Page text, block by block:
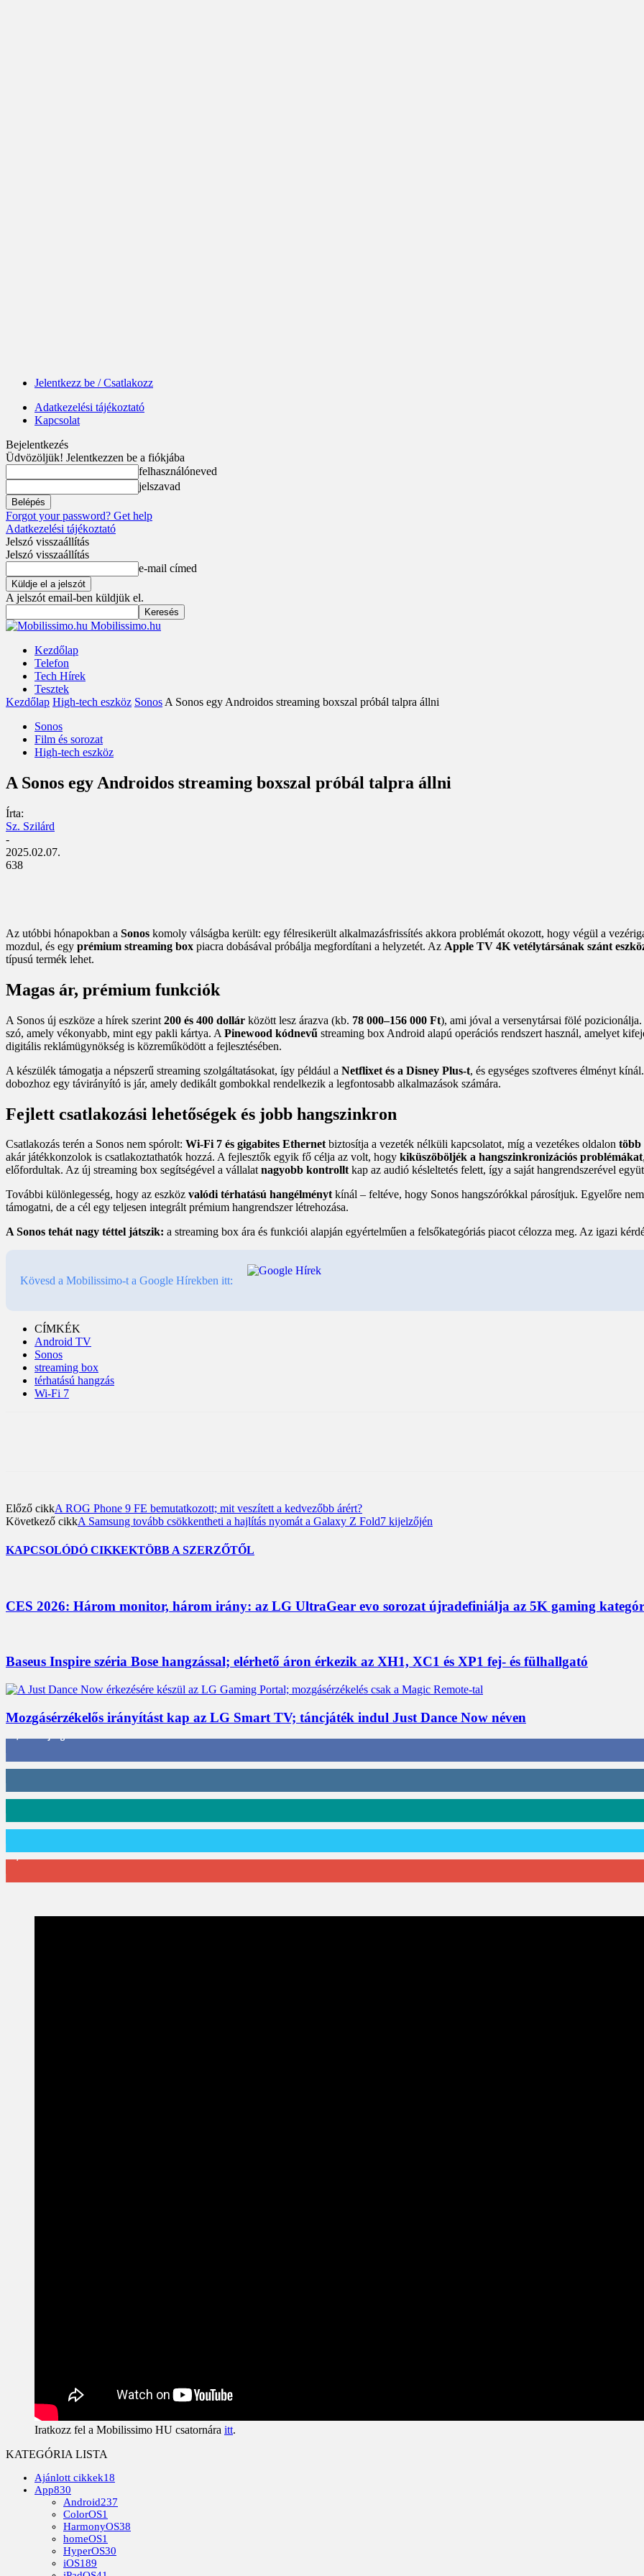
Jelentkezz be / Csatlakozz
Adatkezelési tájékoztató
Kapcsolat
Bejelentkezés
Üdvözöljük! Jelentkezzen be a fiókjába
felhasználóneved
jelszavad
Forgot your password? Get help
Adatkezelési tájékoztató
Jelszó visszaállítás
Jelszó visszaállítás
e-mail címed
A jelszót email-ben küldjük el.
Mobilissimo.hu
Kezdőlap
Telefon
Tech Hírek
Tesztek
Kezdőlap High-tech eszköz Sonos A Sonos egy Androidos streaming boxszal próbál talpra állni
Sonos
Film és sorozat
High-tech eszköz
A Sonos egy Androidos streaming boxszal próbál talpra állni
Írta:
Sz. Szilárd
-
2025.02.07.
638
Az utóbbi hónapokban a Sonos komoly válságba került: egy félresikerült alkalmazásfrissítés akkora problémát okozott, hogy végül a
mozdul, és egy prémium streaming box piacra dobásával próbálja megfordítani a helyzetét. Az Apple TV 4K vetélytársának szánt
típusú termék lehet.
Magas ár, prémium funkciók
A Sonos új eszköze a hírek szerint 200 és 400 dollár között lesz árazva (kb. 78 000–156 000 Ft), ami jóval a versenytársai fölé
szó, amely vékonyabb, mint egy pakli kártya. A Pinewood kódnevű streaming box Android alapú operációs rendszert használ, amelyet
digitális reklámügynökség is közreműködött a fejlesztésében.
A készülék támogatja a népszerű streaming szolgáltatásokat, így például a Netflixet és a Disney Plus-t, és egységes szoftveres élményt
dobozhoz egy távirányító is jár, amely dedikált gombokkal rendelkezik a legfontosabb alkalmazások számára.
Fejlett csatlakozási lehetőségek és jobb hangszinkron
Csatlakozás terén a Sonos nem spórolt: Wi-Fi 7 és gigabites Ethernetbiztosítja a vezeték nélküli kapcsolatot, míg a vezetékes oldalon több
akár játékkonzolok is csatlakoztathatók hozzá. A fejlesztők egyik fő célja az volt, hogy kiküszöböljék a hangszinkronizációs problémákat
előfordultak. Az új streaming box segítségével a vállalatnagyobb kontrolltkap az audió késleltetés felett, így a saját hangrendszerével
További különlegesség, hogy az eszköz valódi térhatású hangélménytkínál – feltéve, hogy Sonos hangszórókkal párosítjuk. Egyelőre
támogatni, de a cél egy teljesen integrált prémium hangrendszer létrehozása.
A Sonos tehát nagy téttel játszik: a streaming box ára és funkciói alapján egyértelműen a felsőkategóriás piacot célozza meg. Az igazi
Kövesd a Mobilissimo-t a Google Hírekben itt:
CÍMKÉK
Android TV
Sonos
streaming box
térhatású hangzás
Wi-Fi 7
Előző cikkA ROG Phone 9 FE bemutatkozott; mit veszített a kedvezőbb árért?
Következő cikkA Samsung tovább csökkentheti a hajlítás nyomát a Galaxy Z Fold7 kijelzőjén
KAPCSOLÓDÓ CIKKEKTÖBB A SZERZŐTŐL
CES 2026: Három monitor, három irány: az LG UltraGear evo sorozat újradefiniálja az 5K gaming
Baseus Inspire széria Bose hangzással; elérhető áron érkezik az XH1, XC1 és XP1 fej- és fülhallgató
Mozgásérzékelős irányítást kap az LG Smart TV; táncjáték indul Just Dance Now néven
Iratkozz fel a Mobilissimo HU csatornára itt.
KATEGÓRIA LISTA
Ajánlott cikkek18
App830
Android237
ColorOS1
HarmonyOS38
homeOS1
HyperOS30
iOS189